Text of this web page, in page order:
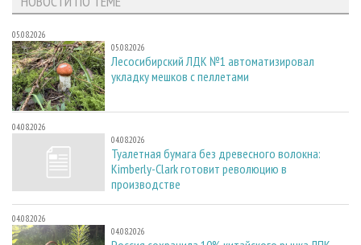
05.08.2026
05.08.2026
Лесосибирский ЛДК №1 автоматизировал
укладку мешков с пеллетами
04.08.2026
04.08.2026
Туалетная бумага без древесного волокна:
Kimberly-Clark готовит революцию в
производстве
04.08.2026
04.08.2026